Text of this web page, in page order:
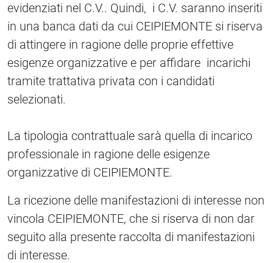
evidenziati nel C.V.. Quindi, i C.V. saranno inseriti
in una banca dati da cui CEIPIEMONTE si riserva
di attingere in ragione delle proprie effettive
esigenze organizzative e per affidare incarichi
tramite trattativa privata con i candidati
selezionati.
La tipologia contrattuale sarà quella di incarico
professionale in ragione delle esigenze
organizzative di CEIPIEMONTE.
La ricezione delle manifestazioni di interesse non
vincola CEIPIEMONTE, che si riserva di non dar
seguito alla presente raccolta di manifestazioni
di interesse.